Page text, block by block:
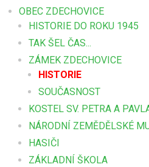
OBEC ZDECHOVICE
HISTORIE DO ROKU 1945
TAK ŠEL ČAS...
ZÁMEK ZDECHOVICE
HISTORIE
SOUČASNOST
KOSTEL SV. PETRA A
NÁRODNÍ ZEMĚDĚLSKÉ
HASIČI
ZÁKLADNÍ ŠKOLA